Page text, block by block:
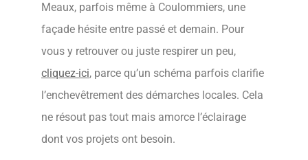
Meaux, parfois même à Coulommiers, une
façade hésite entre passé et demain. Pour
vous y retrouver ou juste respirer un peu,
cliquez-ici, parce qu’un schéma parfois clarifie
l’enchevêtrement des démarches locales. Cela
ne résout pas tout mais amorce l’éclairage
dont vos projets ont besoin.